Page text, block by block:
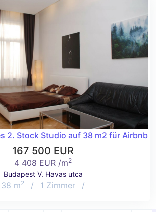
2. Stock Studio auf 38 m2 für Airbnb
167 500 EUR
4 408 EUR /m2
Budapest V. Havas utca
38 m2 / 1 Zimmer /